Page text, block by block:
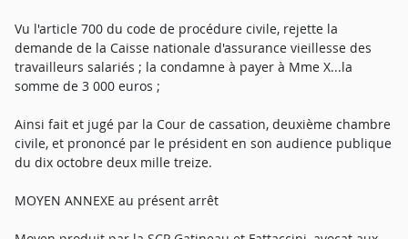
Vu l'article 700 du code de procédure civile, rejette la
demande de la Caisse nationale d'assurance vieillesse des
travailleurs salariés ; la condamne à payer à Mme X...la
somme de 3 000 euros ;
Ainsi fait et jugé par la Cour de cassation, deuxième chambre
civile, et prononcé par le président en son audience publique
du dix octobre deux mille treize.
MOYEN ANNEXE au présent arrêt